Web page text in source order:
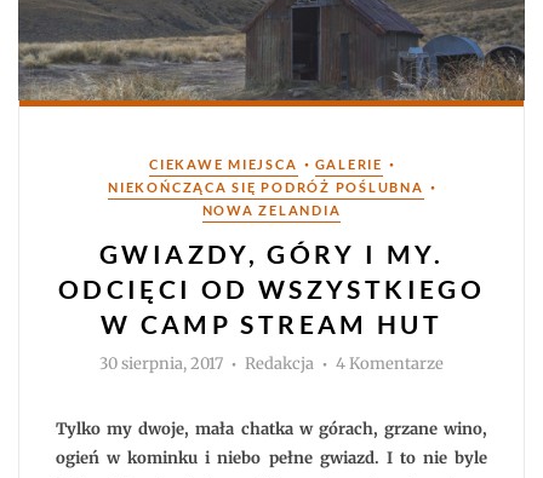
Kategorie
CIEKAWE MIEJSCA • GALERIE •
NIEKOŃCZĄCA SIĘ PODRÓŻ POŚLUBNA •
NOWA ZELANDIA
GWIAZDY, GÓRY I MY.
ODCIĘCI OD WSZYSTKIEGO
W CAMP STREAM HUT
30 sierpnia, 2017 Autor
Redakcja 4 Komentarzedo
my.
Odcięci
od
wszystkiego
Tylko my dwoje, mała chatka w górach, grzane wino,
ogień w kominku i niebo pełne gwiazd. I to nie byle